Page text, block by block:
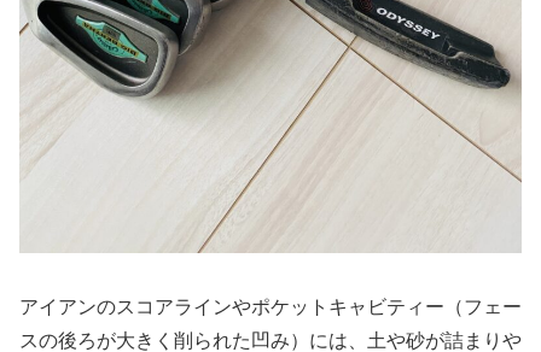
アイアンのスコアラインやポケットキャビティー（フェー
スの後ろが大きく削られた凹み）には、土や砂が詰まりや